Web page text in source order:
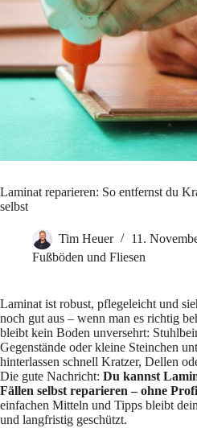
Laminat reparieren: So entfernst du
selbst
Tim Heuer
11.
Fußböden und Fliesen
Laminat ist robust, pflegeleicht und
noch gut aus – wenn man es richtig
bleibt kein Boden unversehrt:
Gegenstände oder kleine Steinchen
hinterlassen schnell Kratzer, Dellen
Die gute Nachricht: Du kannst
Fällen selbst reparieren – ohne
einfachen Mitteln und Tipps bleibt
und langfristig geschützt.